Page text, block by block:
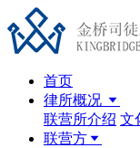
首页
律所概况
联营所介绍 文
联营方